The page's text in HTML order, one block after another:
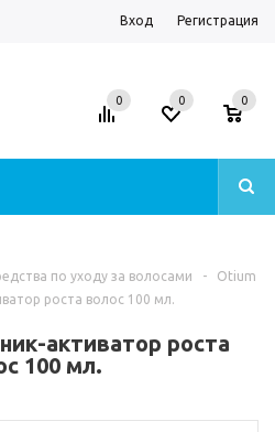
Вход Регистрация
0 0 0
по уходу за волосами -
Otium
роста волос 100 мл.
активатор роста
100 мл.